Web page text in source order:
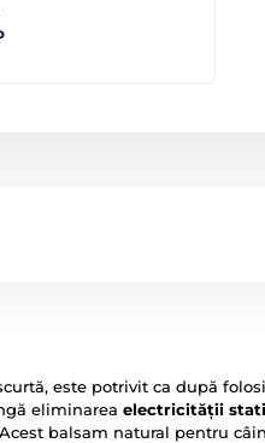
este potrivit ca după
eliminarea electricității
balsam natural pentru